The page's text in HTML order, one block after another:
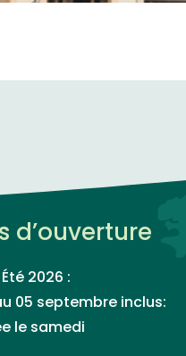
d’ouverture
Été 2026 :
05 septembre inclus:
le samedi